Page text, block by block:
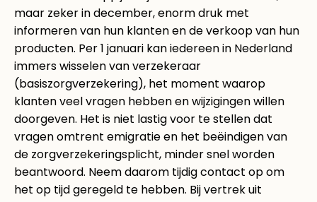
maar zeker in december, enorm druk met
informeren van hun klanten en de verkoop van hun
producten. Per 1 januari kan iedereen in Nederland
immers wisselen van verzekeraar
(basiszorgverzekering), het moment waarop
klanten veel vragen hebben en wijzigingen willen
doorgeven. Het is niet lastig voor te stellen dat
vragen omtrent emigratie en het beëindigen van
de zorgverzekeringsplicht, minder snel worden
beantwoord. Neem daarom tijdig contact op om
het op tijd geregeld te hebben. Bij vertrek uit